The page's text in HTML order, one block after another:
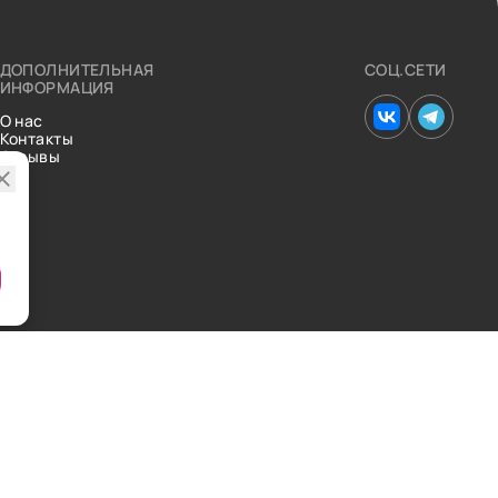
ДОПОЛНИТЕЛЬНАЯ
ИНФОРМАЦИЯ
О нас
Контакты
Отзывы
СОЦ.СЕТИ